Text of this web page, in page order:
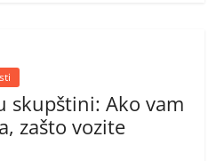
skupštini: Ako vam
zašto vozite